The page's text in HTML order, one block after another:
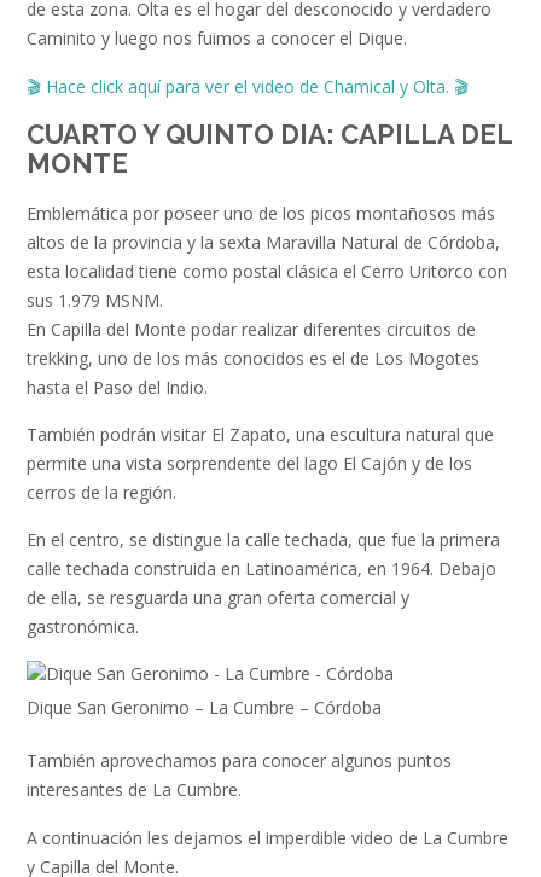
de esta zona. Olta es el hogar del desconocido y verdadero
Caminito y luego nos fuimos a conocer el Dique.
🎬 Hace click aquí para ver el video de Chamical y Olta. 🎬
CUARTO Y QUINTO DIA: CAPILLA DEL
MONTE
Emblemática por poseer uno de los picos montañosos más
altos de la provincia y la sexta Maravilla Natural de Córdoba,
esta localidad tiene como postal clásica el Cerro Uritorco con
sus 1.979 MSNM.
En Capilla del Monte podar realizar diferentes circuitos de
trekking, uno de los más conocidos es el de Los Mogotes
hasta el Paso del Indio.
También podrán visitar El Zapato, una escultura natural que
permite una vista sorprendente del lago El Cajón y de los
cerros de la región.
En el centro, se distingue la calle techada, que fue la primera
calle techada construida en Latinoamérica, en 1964. Debajo
de ella, se resguarda una gran oferta comercial y
gastronómica.
Dique San Geronimo – La Cumbre – Córdoba
También aprovechamos para conocer algunos puntos
interesantes de La Cumbre.
A continuación les dejamos el imperdible video de La Cumbre
y Capilla del Monte.